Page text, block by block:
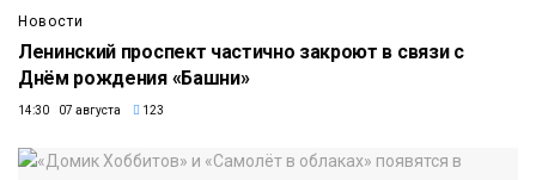
Новости
Ленинский проспект частично закроют в связи с
Днём рождения «Башни»
14:30 07 августа 123